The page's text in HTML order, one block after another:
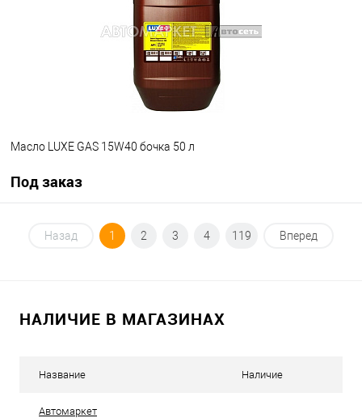
Масло LUXE GAS 15W40 бочка 50 л
Под заказ
Под заказ
Назад 1 2 3 4 119 Вперед
НАЛИЧИЕ В МАГАЗИНАХ
Название Наличие
Автомаркет